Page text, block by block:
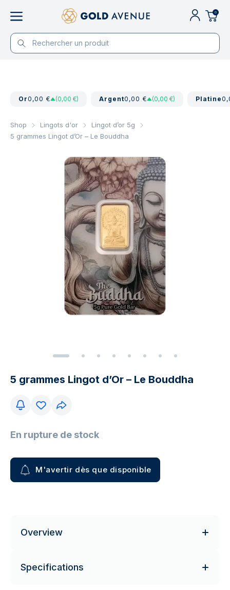
0
Or0,00 € (0,00 €) Argent0,00 € (0,00 €) Platine
Shop Lingots d'or
Lingot d’or 5g
5 grammes Lingot d’Or – Le Bouddha
5 grammes Lingot d’Or – Le Bouddha
En rupture de stock
M'avertir dès que disponible
Overview
Specifications